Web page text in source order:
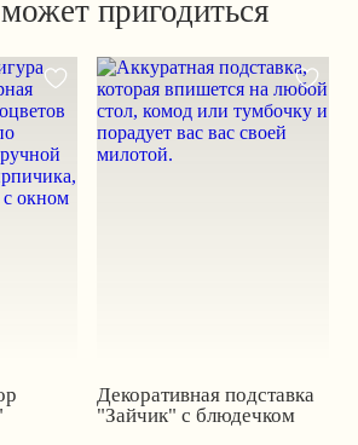
пригодиться
Декоративная подставка
"Зайчик" с блюдечком